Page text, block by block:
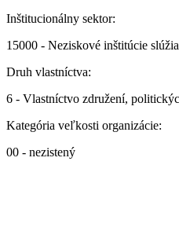
Inštitucionálny sektor:
15000 - Neziskové inštitúcie
Druh vlastníctva:
6 - Vlastníctvo združení,
Kategória veľkosti organizácie:
00 - nezistený